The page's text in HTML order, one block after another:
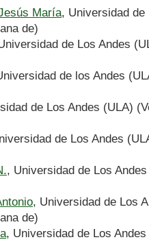
María, Universidad de
de)
de Los Andes
de los Andes
de Los Andes (ULA)
de Los Andes
, Universidad de Los
, Universidad de Los
de)
, Universidad de Los